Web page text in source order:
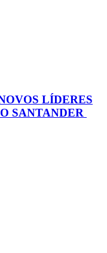
LÍDERES
SANTANDER